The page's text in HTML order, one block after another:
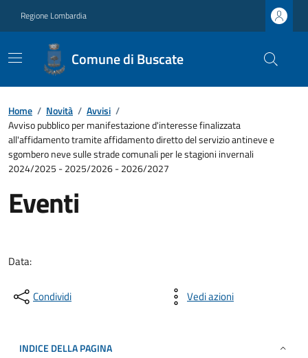
Regione Lombardia
Comune di Buscate
Home / Novità / Avvisi /
Avviso pubblico per manifestazione d'interesse finalizzata
all'affidamento tramite affidamento diretto del servizio antineve e
sgombero neve sulle strade comunali per le stagioni invernali
2024/2025 - 2025/2026 - 2026/2027
Eventi
Data:
Condividi Vedi azioni
INDICE DELLA PAGINA